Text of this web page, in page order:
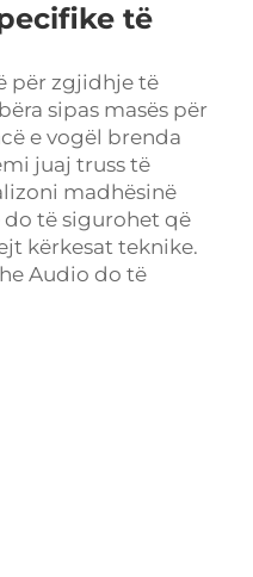
të
për zgjidhje të
sipas masës për
e vogël brenda
juaj truss të
madhësinë
të sigurohet që
kërkesat teknike.
Audio do të